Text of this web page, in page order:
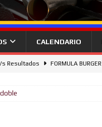
CALENDARIO
Resultados FORMULA BURGER